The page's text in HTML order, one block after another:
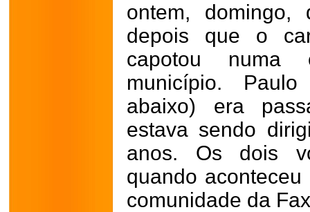
ontem,
depois que o
capotou numa
município.
abaixo) era
estava sendo
anos. Os dois
quando
comunidade da